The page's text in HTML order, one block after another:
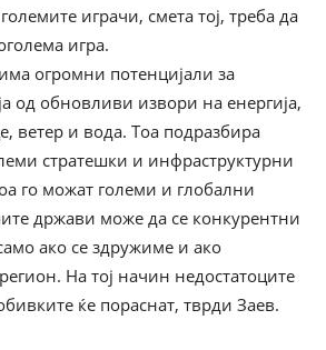
играчи, смета тој, треба да
игра.
огромни потенцијали за
од обновливи извори на енергија,
ветер и вода. Тоа подразбира
стратешки и инфраструктурни
го можат големи и глобални
држави може да се конкурентни
ако се здружиме и ако
На тој начин недостатоците
ќе пораснат, тврди Заев.